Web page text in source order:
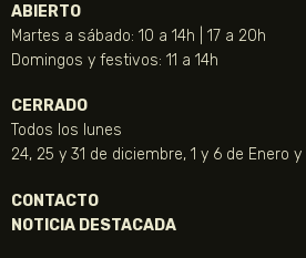
ABIERTO
Martes a sábado: 10 a 14h | 17 a 20h
Domingos y festivos: 11 a 14h
CERRADO
Todos los lunes
24, 25 y 31 de diciembre, 1 y 6 de Enero
CONTACTO
NOTICIA DESTACADA